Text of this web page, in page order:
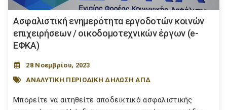
Ασφαλιστική ενημερότητα εργοδοτών κοινών
επιχειρήσεων / οικοδομοτεχνικών έργων (e-
ΕΦΚΑ)
28 Νοεμβρίου, 2023
ΑΝΑΛΥΤΙΚΗ ΠΕΡΙΟΔΙΚΗ ΔΗΛΩΣΗ ΑΠΔ
Μπορείτε να αιτηθείτε αποδεικτικό ασφαλιστικής